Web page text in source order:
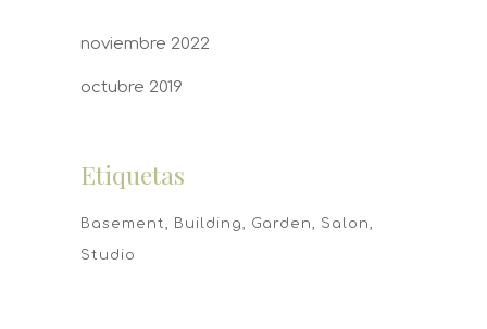
noviembre 2022
octubre 2019
Etiquetas
Basement Building Garden Salon
Studio